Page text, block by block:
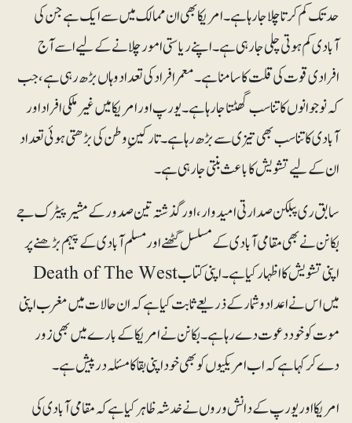
حد تک کم کرتا چلا جا رہا ہے۔ امریکا بھی ان ممالک میں سے ایک ہے جن کی
آبادی کم ہوتی چلی جارہی ہے۔ اپنے ریاستی امور چلانے کے لیے اسے آج
افرادی قوت کی قلت کا سامنا ہے۔ معمر افراد کی تعداد وہاں بڑھ رہی ہے، جب
کہ نوجوانوں کا تناسب گھٹتا جا رہا ہے۔ یورپ اور امریکا میں غیرملکی افراد اور
آبادی کا تناسب بھی تیزی سے بڑھ رہا ہے۔ تارکینِ وطن کی بڑھتی ہوئی تعداد
ان کے لیے تشویش کا باعث بنتی جارہی ہے۔
سابق ری پبلکن صدارتی امیدوار، اور گذشتہ تین صدور کے مشیر پیٹرک جے
بکانن نے بھی مقامی آبادی کے مسلسل گھٹنے اور مسلم آبادی کے پیہم بڑھنے پر
اپنی تشویش کا اظہار کیا ہے۔ اپنی کتاب Death of The West
میں اس نے اعداد و شمار کے ذریعے ثابت کیا ہے کہ ان حالات میں مغرب اپنی
موت کو خود دعوت دے رہا ہے۔ بکانن نے امریکا کے بارے میں بھی زور
دے کر کہا ہے کہ اب امریکیوں کو بھی خود اپنی بقا کا مسئلہ درپیش ہے۔
امریکا اور یورپ کے دانش وروں نے خدشہ ظاہر کیا ہے کہ مقامی آبادی کی